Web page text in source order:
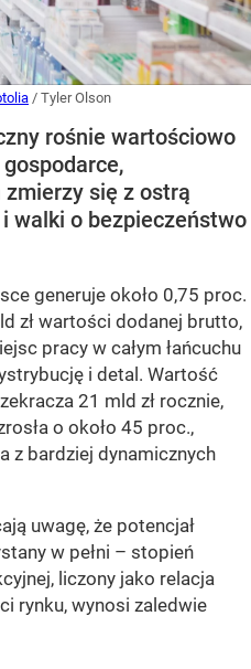
/ Tyler Olson
rośnie wartościowo
się z ostrą
walki o bezpieczeństwo
generuje około 0,75 proc.
zł wartości dodanej brutto,
pracy w całym łańcuchu
i detal. Wartość
21 mld zł rocznie,
o około 45 proc.,
z bardziej dynamicznych
uwagę, że potencjał
w pełni – stopień
liczony jako relacja
rynku, wynosi zaledwie